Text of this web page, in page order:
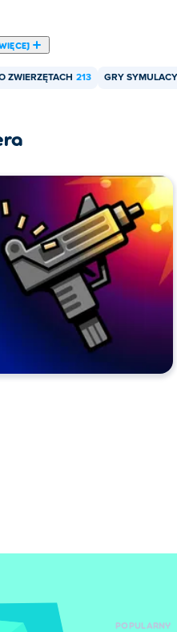
ZWIERZĘTACH 213 GRY
POPULARNY